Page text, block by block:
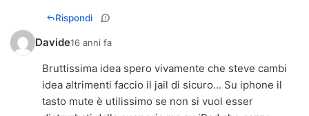
Rispondi
Davide16 anni fa
Bruttissima idea spero vivamente che steve cambi
idea altrimenti faccio il jail di sicuro... Su iphone il
tasto mute è utilissimo se non si vuol esser